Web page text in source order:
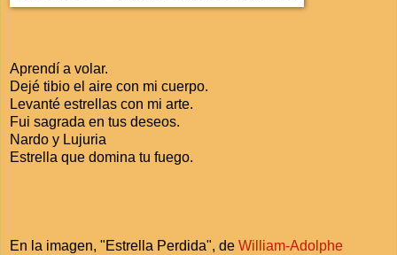
Aprendí a volar.
Dejé tibio el aire con mi cuerpo.
Levanté estrellas con mi arte.
Fui sagrada en tus deseos.
Nardo y Lujuria
Estrella que domina tu fuego.
En la imagen, "Estrella Perdida", de William-Adolphe